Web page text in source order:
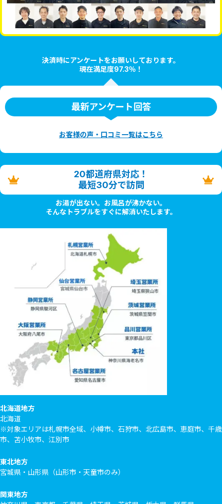
決済時にアンケートをお願いしております。
現在満足度97.3％！
最新アンケート回答
お客様の声・口コミ一覧はこちら
20都道府県対応！
最短30分で訪問
お湯が出ない。お風呂が沸かない。
そんなトラブルをすぐに解消いたします。
北海道地方
北海道
※対象エリアは札幌市全域、小樽市、石狩市、北広島市、恵庭市、千歳
市、苫小牧市、江別市
東北地方
宮城県・山形県（山形市・天童市のみ）
関東地方